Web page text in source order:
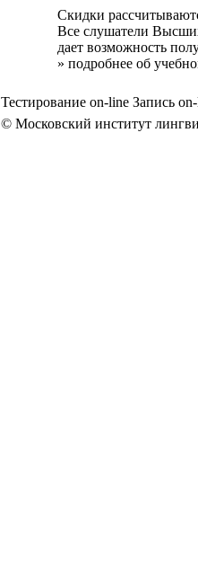
Скидки
Все слушатели
дает возможность
» подробнее об
Тестирование on-line Запись
© Московский институт